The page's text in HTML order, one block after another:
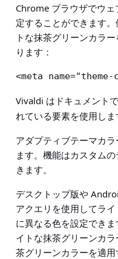
Chrome ブラウザでウ
定することができます
トな抹茶グリーンカラ
ります：
<meta
Vivaldi はドキュメント
れている要素を使用しま
アダプティブテーマカ
ます。機能はカスタム
きます。
デスクトップ版や
アクエリを使用してラ
に異なる色を設定でき
イトな抹茶グリーンカ
茶グリーンカラーを適